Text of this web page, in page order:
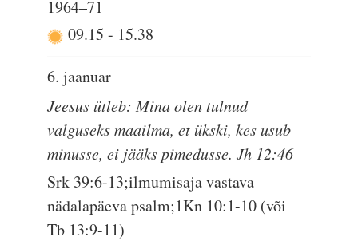
1964–71
09.15- 15.38
6. jaanuar
Jeesus ütleb: Mina olen tulnud
valguseks maailma, et ükski, kes usub
minusse, ei jääks pimedusse. Jh 12:46
Srk 39:6-13;ilmumisaja vastava
nädalapäeva psalm;1Kn 10:1-10 (või
Tb 13:9-11)